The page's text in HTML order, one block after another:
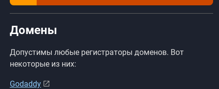
Домены
Допустимы любые регистраторы доменов. Вот
некоторые из них:
Godaddy